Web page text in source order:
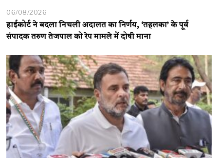
06/08/2026
हाईकोर्ट ने बदला निचली अदालत का निर्णय, ‘तहलका’ के पूर्व
संपादक तरुण तेजपाल को रेप मामले में दोषी माना